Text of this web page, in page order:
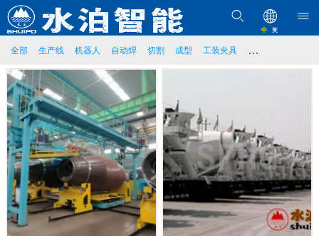
中 英
全部 生产线 机器人 自动焊 切割 成型 工装夹具 …